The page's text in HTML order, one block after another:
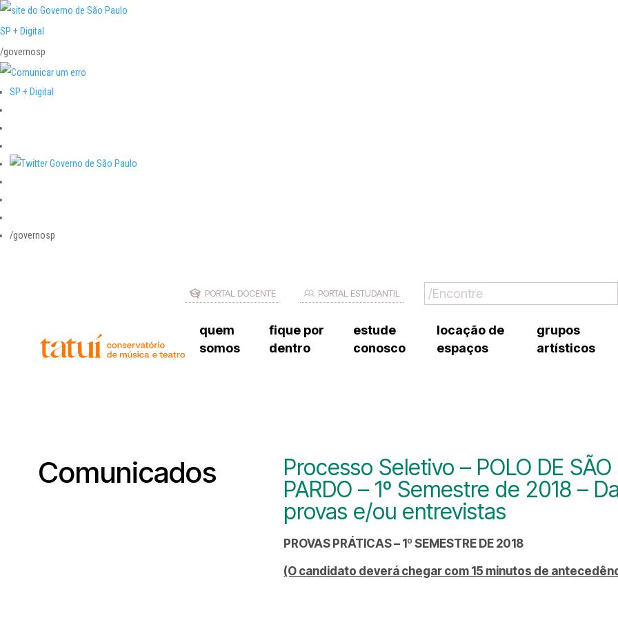
SP + Digital
/governosp
SP + Digital
/governosp
PORTAL DOCENTE PORTAL ESTUDANTIL
quem
somos
fique por
dentro
estude
conosco
locação de
espaços
grupos
artísticos
trabalhe
Comunicados
Processo Seletivo – POLO DE SÃO
PARDO – 1º Semestre de 2018 –
provas e/ou entrevistas
PROVAS PRÁTICAS – 1º SEMESTRE DE 2018
(O candidato deverá chegar com 15 minutos de